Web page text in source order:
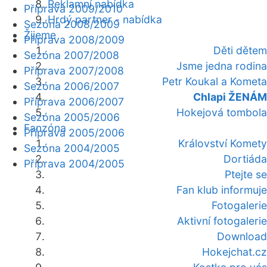
Reklamní nabídka
Hrdý partner - nabídka
Žijeme
Děti dětem
Jsme jedna rodina
Petr Koukal a Kometa
Chlapi ŽENÁM
Hokejová tombola
Fanzóna
Království Komety
Dortiáda
Ptejte se
Fan klub informuje
Fotogalerie
Aktivní fotogalerie
Download
Hokejchat.cz
Příprava 2009/2010
Sezóna 2008/2009
Příprava 2008/2009
Sezóna 2007/2008
Příprava 2007/2008
Sezóna 2006/2007
Příprava 2006/2007
Sezóna 2005/2006
Příprava 2005/2006
Sezóna 2004/2005
Příprava 2004/2005